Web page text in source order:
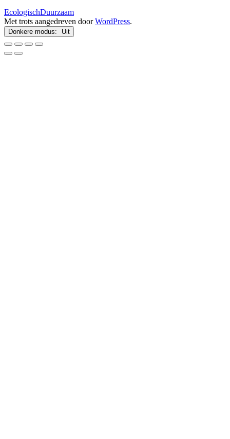
EcologischDuurzaam
Met trots aangedreven doorWordPress.
Donkere modus: